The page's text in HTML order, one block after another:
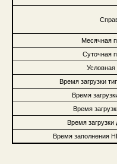
Месячная
Суточная
Условная
Время загрузки
Время
Время
Время
Время заполнения